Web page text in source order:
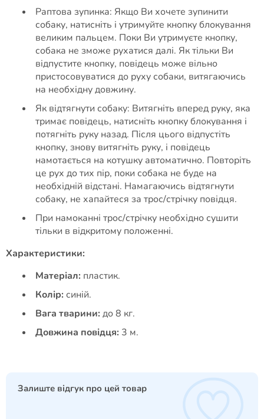
Раптова зупинка: Якщо Ви хочете зупинити
собаку, натисніть і утримуйте кнопку блокування
великим пальцем. Поки Ви утримуєте кнопку,
собака не зможе рухатися далі. Як тільки Ви
відпустите кнопку, повідець може вільно
пристосовуватися до руху собаки, витягаючись
на необхідну довжину.
Як відтягнути собаку: Витягніть вперед руку, яка
тримає повідець, натисніть кнопку блокування і
потягніть руку назад. Після цього відпустіть
кнопку, знову витягніть руку, і повідець
намотається на котушку автоматично. Повторіть
це рух до тих пір, поки собака не буде на
необхідній відстані. Намагаючись відтягнути
собаку, не хапайтеся за трос/стрічку повідця.
При намоканні трос/стрічку необхідно сушити
тільки в відкритому положенні.
Характеристики:
Матеріал: пластик.
Колір: синій.
Вага тварини: до 8 кг.
Довжина повідця: 3 м.
Залиште відгук про цей товар